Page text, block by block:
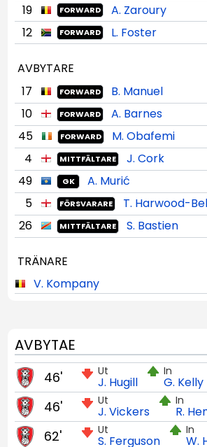
19 FORWARD
A. Zaroury
12
FORWARD L. Foster
AVBYTARE
17
FORWARD B. Manuel
10 FORWARD A. Barnes
45 FORWARD M. Obafemi
4 MITTFÄLTARE J. Cork
49 GK
A. Murić
5
FÖRSVARARE
T. Harwood-
26
MITTFÄLTARE S. Bastien
TRÄNARE
V. Kompany
AVBYTAE
Ut
J. Hugill
In
G. Kelly
46'
Ut
J. Vickers
In
R.
46'
Ut
S. Ferguson
In
W.
62'